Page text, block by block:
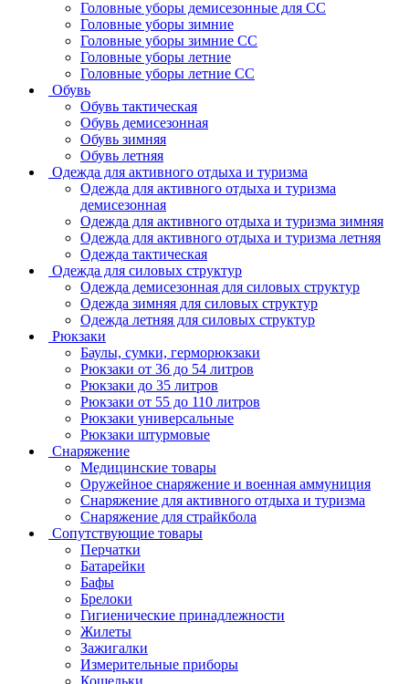
Головные уборы демисезонные для СС
Головные уборы зимние
Головные уборы зимние СС
Головные уборы летние
Головные уборы летние СС
Обувь
Обувь тактическая
Обувь демисезонная
Обувь зимняя
Обувь летняя
Одежда для активного отдыха и туризма
Одежда для активного отдыха и туризма
демисезонная
Одежда для активного отдыха и туризма зимняя
Одежда для активного отдыха и туризма летняя
Одежда тактическая
Одежда для силовых структур
Одежда демисезонная для силовых структур
Одежда зимняя для силовых структур
Одежда летняя для силовых структур
Рюкзаки
Баулы, сумки, герморюкзаки
Рюкзаки от 36 до 54 литров
Рюкзаки до 35 литров
Рюкзаки от 55 до 110 литров
Рюкзаки универсальные
Рюкзаки штурмовые
Снаряжение
Медицинские товары
Оружейное снаряжение и военная аммуниция
Снаряжение для активного отдыха и туризма
Снаряжение для страйкбола
Сопутствующие товары
Перчатки
Батарейки
Бафы
Брелоки
Гигиенические принадлежности
Жилеты
Зажигалки
Измерительные приборы